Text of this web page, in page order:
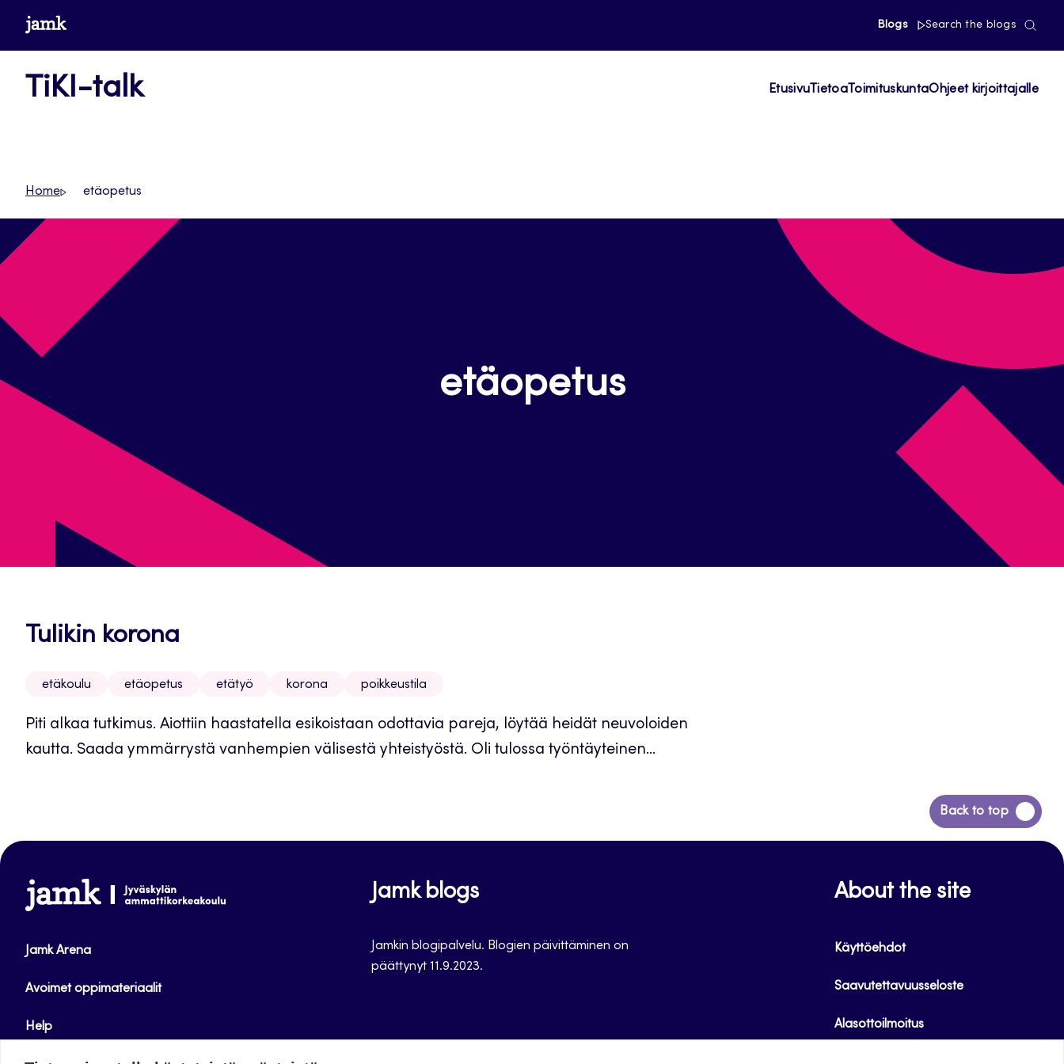
Siirrywww.jamk.fi Blogs Search the blogs
TiKI-talk Etusivu Tietoa ToimituskuntaOhjeet kirjoittajalle
Home etäopetus
etäopetus
Tulikin korona
etäkoulu etäopetus etätyö korona poikkeustila
Piti alkaa tutkimus. Aiottiin haastatella esikoistaan odottavia pareja, löytää heidät neuvoloiden
kautta. Saada ymmärrystä vanhempien välisestä yhteistyöstä. Oli tulossa työntäyteinen...
Back to top
Siirry
takaisin
www.jamk.fi
Jamk Arena
Avoimet oppimateriaalit
Help
Jamk blogs
Jamkin blogipalvelu. Blogien päivittäminen on
päättynyt 11.9.2023.
About the site
Käyttöehdot
Saavutettavuusseloste
Alasottoilmoitus